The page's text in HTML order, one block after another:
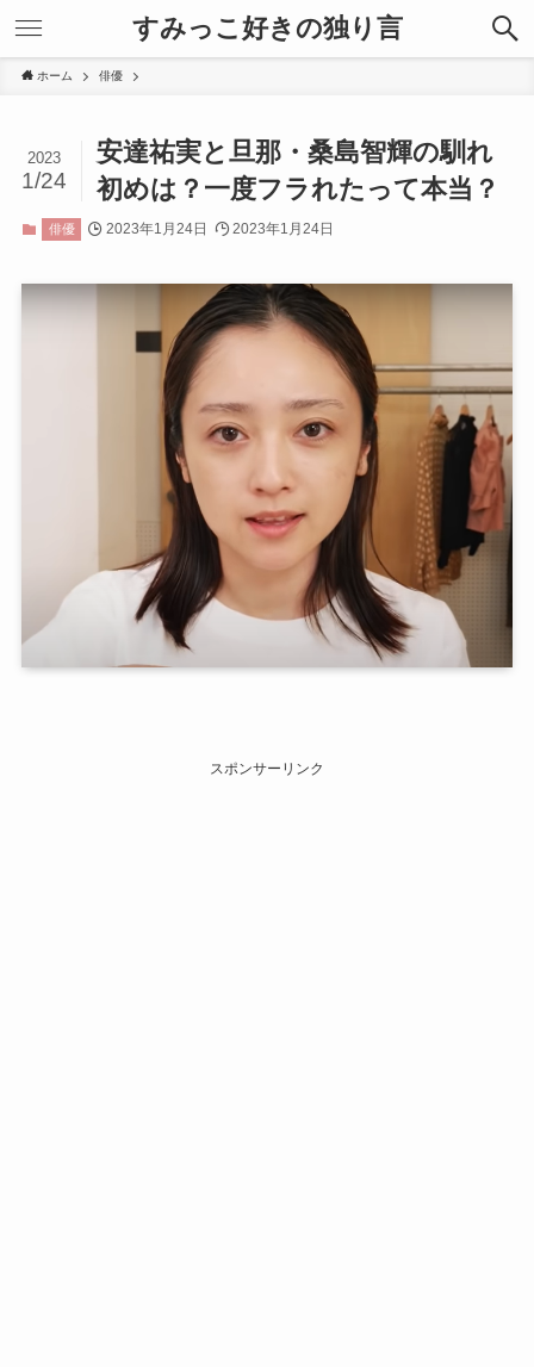
すみっこ好きの独り言
ホーム 俳優
安達祐実と旦那・桑島智輝の馴れ
初めは？一度フラれたって本当？
2023
1/24
俳優 2023年1月24日 2023年1月24日
スポンサーリンク